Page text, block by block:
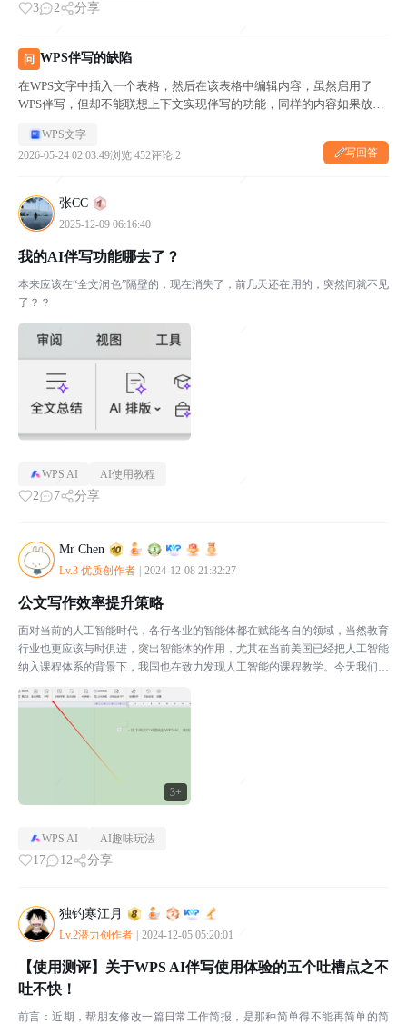
3 2 分享
问 WPS伴写的缺陷
在WPS文字中插入一个表格，然后在该表格中编辑内容，虽然启用了
WPS伴写，但却不能联想上下文实现伴写的功能，同样的内容如果放在
WPS文字
2026-05-24 02:03:49浏览 452评论 2 写回答
张CC
2025-12-09 06:16:40
我的AI伴写功能哪去了？
本来应该在“全文润色”隔壁的，现在消失了，前几天还在用的，突然间就不见
了？？
WPS AI AI使用教程
2 7 分享
Mr Chen
Lv.3 优质创作者 2024-12-08 21:32:27
3+
公文写作效率提升策略
面对当前的人工智能时代，各行各业的智能体都在赋能各自的领域，当然教育
行业也更应该与时俱进，突出智能体的作用，尤其在当前美国已经把人工智能
纳入课程体系的背景下，我国也在致力发现人工智能的课程教学。今天我们就
WPS AI AI趣味玩法
17 12 分享
独钓寒江月
Lv.2潜力创作者 2024-12-05 05:20:01
【使用测评】关于WPS AI伴写使用体验的五个吐槽点之不
吐不快！
前言：近期，帮朋友修改一篇日常工作简报，是那种简单得不能再简单的简